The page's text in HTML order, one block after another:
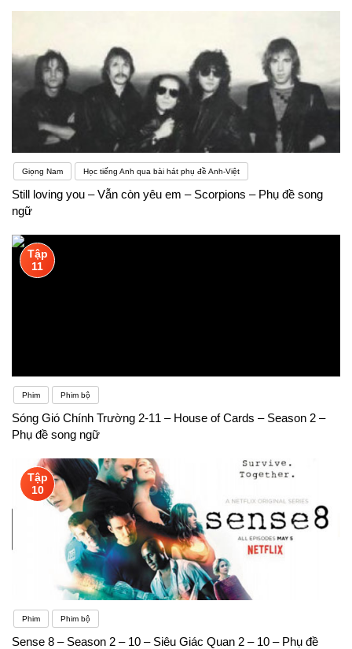
Giọng Nam Học tiếng Anh qua bài hát phụ đề Anh-Việt
Still loving you – Vẫn còn yêu em – Scorpions – Phụ đề song
ngữ
Tập
11
Phim Phim bộ
Sóng Gió Chính Trường 2-11 – House of Cards – Season 2 –
Phụ đề song ngữ
Tập
10
Phim Phim bộ
Sense 8 – Season 2 – 10 – Siêu Giác Quan 2 – 10 – Phụ đề